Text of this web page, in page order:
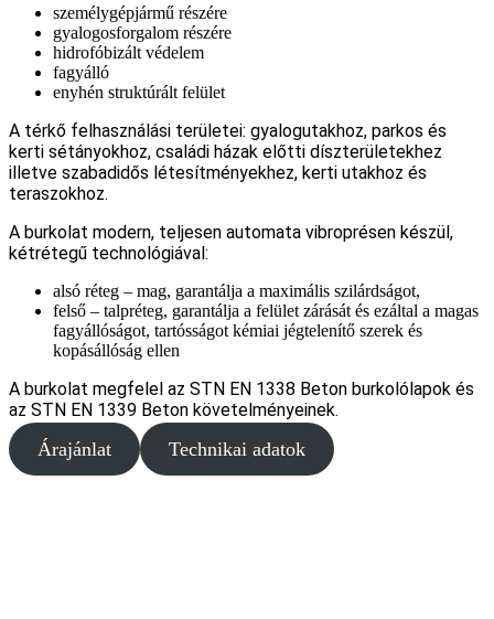
személygépjármű részére
gyalogosforgalom részére
hidrofóbizált védelem
fagyálló
enyhén struktúrált felület
A térkő felhasználási területei: gyalogutakhoz, parkos és
kerti sétányokhoz, családi házak előtti díszterületekhez
illetve szabadidős létesítményekhez, kerti utakhoz és
teraszokhoz.
A burkolat modern, teljesen automata vibroprésen készül,
kétrétegű technológiával:
alsó réteg – mag, garantálja a maximális szilárdságot,
felső – talpréteg, garantálja a felület zárását és ezáltal a magas
fagyállóságot, tartósságot kémiai jégtelenítő szerek és
kopásállóság ellen
A burkolat megfelel az STN EN 1338 Beton burkolólapok és
az STN EN 1339 Beton követelményeinek.
Árajánlat Technikai adatok